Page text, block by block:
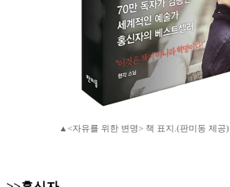
▲<자유를 위한 변명> 책 표지.(판미동 제공)